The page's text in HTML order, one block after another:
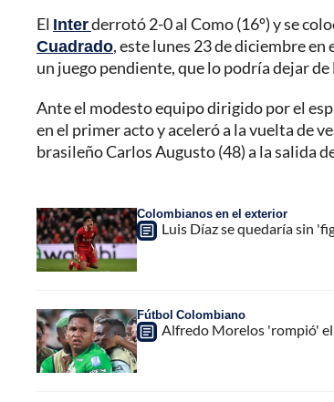
El Interderrotó 2-0 al Como (16º) y se
Cuadrado, este lunes 23 de diciembre
un juego pendiente, que lo podría dejar de
Ante el modesto equipo dirigido por el
en el primer acto y aceleró a la vuelta de
brasileño Carlos Augusto (48) a la salida
Colombianos en el exterior
Luis Díaz se quedaría sin
Fútbol Colombiano
Alfredo Morelos 'rompió' el